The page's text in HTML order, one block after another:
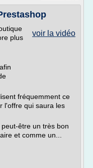
voir la vidéo
plus
fréquemment ce
l'offre qui saura les
être un très bon
et comme un...